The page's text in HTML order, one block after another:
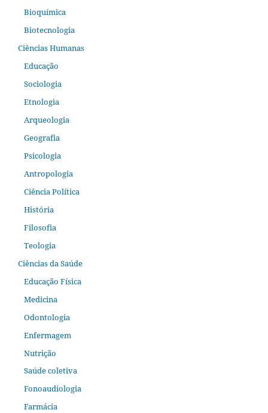
Bioquímica
Biotecnologia
Ciências Humanas
Educação
Sociologia
Etnologia
Arqueologia
Geografia
Psicologia
Antropologia
Ciência Política
História
Filosofia
Teologia
Ciências da Saúde
Educação Física
Medicina
Odontologia
Enfermagem
Nutrição
Saúde coletiva
Fonoaudiologia
Farmácia